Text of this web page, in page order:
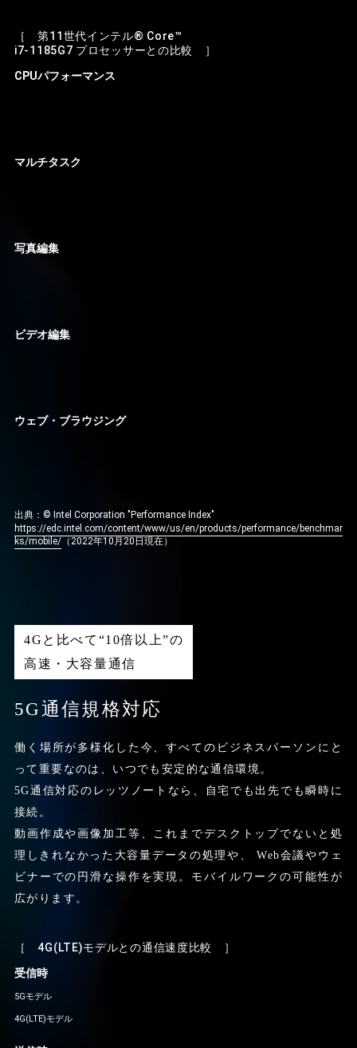
［ 第11世代インテル® Core™
i7-1185G7 プロセッサーとの比較 ］
CPUパフォーマンス
マルチタスク
写真編集
ビデオ編集
ウェブ・ブラウジング
出典：© Intel Corporation "Performance Index"
https://edc.intel.com/content/www/us/en/products/performance/benchmar
ks/mobile/ （2022年10月20日現在）
4Gと比べて“10倍以上”の
高速・大容量通信
5G通信規格対応
働く場所が多様化した今、すべてのビジネスパーソンにと
って重要なのは、いつでも安定的な通信環境。
5G通信対応のレッツノートなら、自宅でも出先でも瞬時に
接続。
動画作成や画像加工等、これまでデスクトップでないと処
理しきれなかった大容量データの処理や、
Web会議やウェ
ビナーでの円滑な操作を実現。モバイルワークの可能性が
広がります。
［ 4G(LTE)モデルとの通信速度比較 ］
受信時
5Gモデル
4G(LTE)モデル